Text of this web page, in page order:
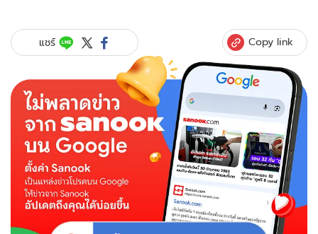
เพลิง
ช่วย
ปริศนา
ไฟ
ไหม้
ห้อง
นอน
ต้นตอ
จาก
กระจก
ๆ
แชร์ Copy link